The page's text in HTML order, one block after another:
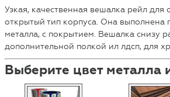
Узкая, качественная вешалка рейл
открытый тип корпуса. Она выполнена
металла, с покрытием. Вешалка снизу
дополнительной полкой ил лдсп, для
Выберите цвет металла